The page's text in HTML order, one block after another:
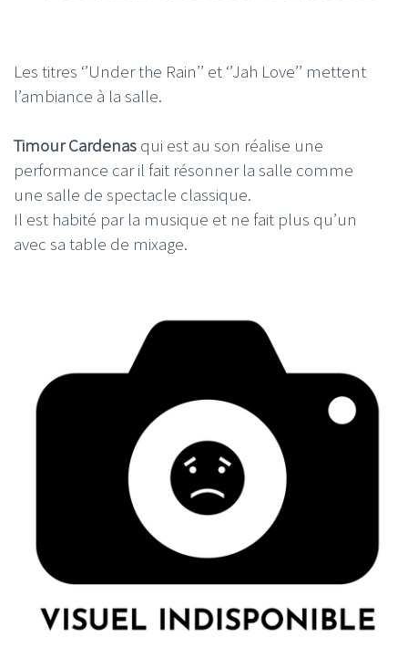
Les titres ‘’Under the Rain’’ et ‘’Jah Love’’ mettent
l’ambiance à la salle.
Timour Cardenas qui est au son réalise une
performance car il fait résonner la salle comme
une salle de spectacle classique.
Il est habité par la musique et ne fait plus qu’un
avec sa table de mixage.